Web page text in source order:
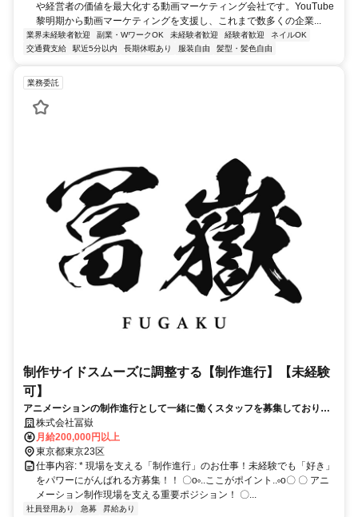
や経営者の価値を最大化する動画マーケティング会社です。YouTube
黎明期から動画マーケティングを支援し、これまで数多くの企業...
業界未経験者歓迎 副業・WワークOK 未経験者歓迎 経験者歓迎
ネイルOK
交通費支給
駅近5分以内 長期休暇あり 服装自由 髪型・髪色自由
業務委託
制作サイドスムーズに調整する【制作進行】【未経験
可】
アニメーションの制作進行として一緒に働くスタッフを募集しておりま
す！未経験OK！フォロー体制ばっちり！
株式会社冨嶽
月給200,000円以上
東京都東京23区
仕事内容: * 現場を支える「制作進行」のお仕事！未経験でも「好き」
をパワーにがんばれる方募集！！ 〇o༚..ここがポイント..༚o〇 〇 アニ
メーション制作現場を支える重要ポジション！ 〇...
社員登用あり 急募 昇給あり